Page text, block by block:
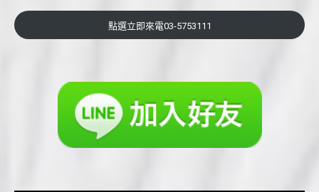
點選立即來電03-5753111